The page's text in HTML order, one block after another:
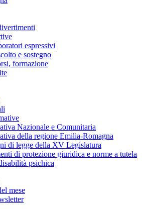
espressivi
e sostegno
formazione
Nazionale e Comunitaria
della regione Emilia-Romagna
di legge della XV Legislatura
di protezione giuridica e norme a tutela
psichica
mese